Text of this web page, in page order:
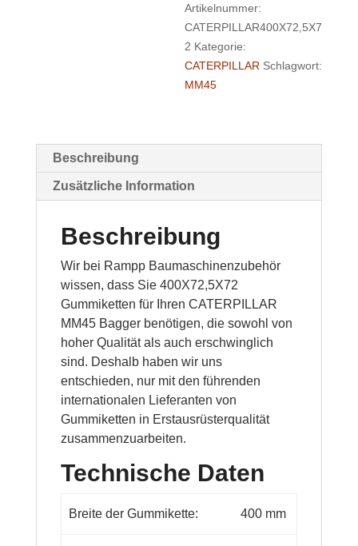
Artikelnummer:
CATERPILLAR400X72,5X7
2 Kategorie:
CATERPILLAR Schlagwort:
MM45
Beschreibung
Zusätzliche Information
Beschreibung
Wir bei Rampp Baumaschinenzubehör
wissen, dass Sie 400X72,5X72
Gummiketten für Ihren CATERPILLAR
MM45 Bagger benötigen, die sowohl von
hoher Qualität als auch erschwinglich
sind. Deshalb haben wir uns
entschieden, nur mit den führenden
internationalen Lieferanten von
Gummiketten in Erstausrüsterqualität
zusammenzuarbeiten.
Technische Daten
Breite der Gummikette: 400 mm